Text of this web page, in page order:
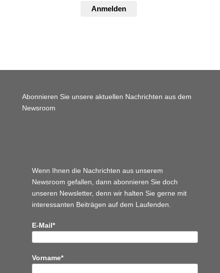
Anmelden
Abonnieren Sie unsere aktuellen Nachrichten aus dem
Newsroom
Wenn Ihnen die Nachrichten aus unserem
Newsroom gefallen, dann abonnieren Sie doch
unseren Newsletter, denn wir halten Sie gerne mit
interessanten Beiträgen auf dem Laufenden.
E-Mail*
Vorname*